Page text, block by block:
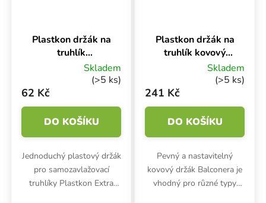
Plastkon držák na
truhlík
nastavitelný
Colore Antracit
Skladem
(>5 ks)
62 Kč
DO KOŠÍKU
Jednoduchý plastový držák
pro samozavlažovací
truhlíky Plastkon Extra
Plastkon držák na
truhlík kovový
BalconeraSkladem
(>5 ks)
241 Kč
DO KOŠÍKU
Pevný a nastavitelný
kovový držák Balconera je
vhodný pro různé typy